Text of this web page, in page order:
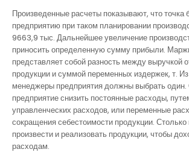
Произведенные расчеты показывают, что точка
предприятию при таком планировании
9663,9 тыс. Дальнейшее увеличение
приносить определенную сумму прибыли.
представляет собой разность между выручкой
продукции и суммой переменных издержек, т.
менеджеры предприятия должны выбрать
предприятие снизить постоянные расходы,
управленческих расходов, или переменные
сокращения себестоимости продукции.
произвести и реализовать продукции, чтобы
расходам.